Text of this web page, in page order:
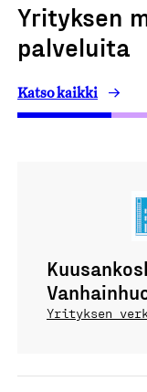
Yrityksen
palveluita
Katso kaikki
Yrityksen